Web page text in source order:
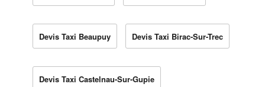
Devis Taxi Beaupuy Devis Taxi Birac-Sur-Trec
Devis Taxi Castelnau-Sur-Gupie